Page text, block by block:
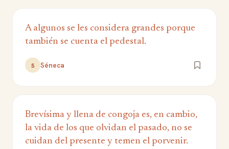
A algunos se les considera grandes porque
también se cuenta el pedestal.
S Séneca
Brevísima y llena de congoja es, en cambio,
la vida de los que olvidan el pasado, no se
cuidan del presente y temen el porvenir.